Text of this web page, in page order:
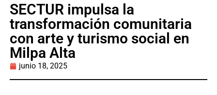
SECTUR impulsa la
transformación comunitaria
con arte y turismo social en
Milpa Alta
junio 18, 2025